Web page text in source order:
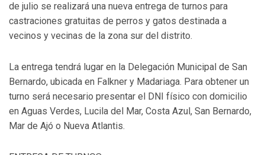
de julio se realizará una nueva entrega de turnos para
castraciones gratuitas de perros y gatos destinada a
vecinos y vecinas de la zona sur del distrito.
La entrega tendrá lugar en la Delegación Municipal de San
Bernardo, ubicada en Falkner y Madariaga. Para obtener un
turno será necesario presentar el DNI físico con domicilio
en Aguas Verdes, Lucila del Mar, Costa Azul, San Bernardo,
Mar de Ajó o Nueva Atlantis.